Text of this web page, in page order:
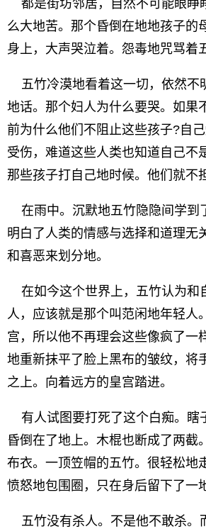
都是街坊邻居，自然不可能眼睁
么大地苦。那个昏倒在地地孩子的
身上，大声哭泣着。怨毒地咒骂着
五竹冷漠地看着这一切，依然不
地话。那个妇人为什么要哭。如果
前为什么他们不阻止这些孩子?自
受伤，难道这些人类也知道自己不
那些孩子打自己地时候。他们就不
在雨中。沉默地五竹隐隐间学到
明白了人类的情感与选择和道理无
和喜恶来划分地。
在如今这个世界上，五竹认为和
人，应该就是那个叫范闲地年轻人
宫，所以他不再理会这些像疯了一
地重新抹平了脸上黑布的皱纹，将
之上。向着远方的皇宫踏进。
有人试图要打死了这个白痴。瞎
昏倒在了地上。木棍也断成了两截
布衣。一顶笠帽的五竹。很轻松地
愤怒地包围圈，只在身后留下了一
五竹没有杀人。不是他不敢杀。